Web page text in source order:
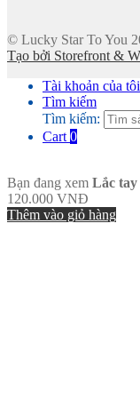
© Lucky Star To You
Tạo bởi Storefront &
Tài khoản của tôi
Tìm kiếm
Tìm kiếm:
Cart 0
Bạn đang xem Lắc tay
120.000 VNĐ
Thêm vào giỏ hàng